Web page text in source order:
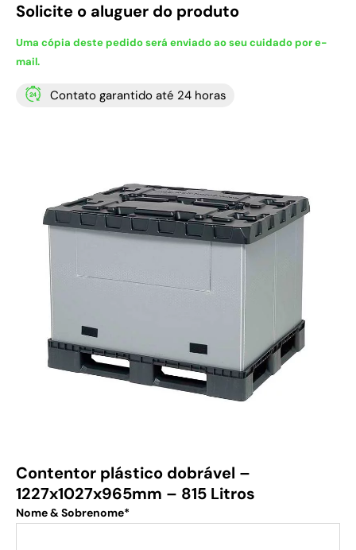
Solicite o aluguer do produto
Uma cópia deste pedido será enviado ao seu cuidado por e-
mail.
Contato garantido até 24 horas
Contentor plástico dobrável –
1227x1027x965mm – 815 Litros
Nome & Sobrenome*